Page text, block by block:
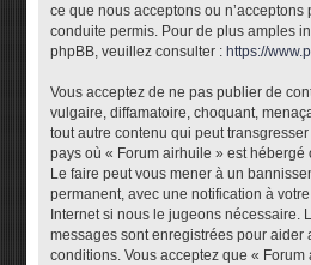
ce que nous acceptons ou n’acceptons
conduite permis. Pour de plus amples
phpBB, veuillez consulter : https://
Vous acceptez de ne pas publier de
vulgaire, diffamatoire, choquant,
tout autre contenu qui peut
pays où « Forum airhuile » est
Le faire peut vous mener à un
permanent, avec une notification à
Internet si nous le jugeons nécessaire.
messages sont enregistrées pour aider
conditions. Vous acceptez que «